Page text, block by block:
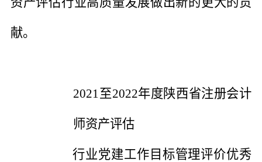
献。
2021至2022年度陕西省注册会计
师资产评估
行业党建工作 目标管理评价优秀